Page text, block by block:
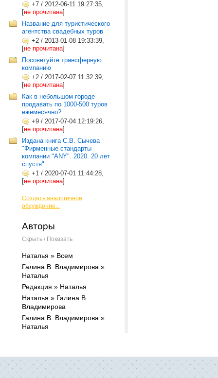
+7 / 2012-06-11 19:27:35,
[не прочитана]
Название для туристического
агентства свадебных туров
+2 / 2013-01-08 19:33:39,
[не прочитана]
Посоветуйте трансферную
компанию
+2 / 2017-02-07 11:32:39,
[не прочитана]
Как в небольшом городе
продавать по 1000-500 туров
ежемесячно?
+9 / 2017-07-04 12:19:26,
[не прочитана]
Издана книга С.В. Сычева
"Фирменные стандарты
компании "ANY". 2020. 20 лет
спустя"
+1 / 2020-07-01 11:44:28,
[не прочитана]
Создать аналогичное
обсуждение...
Авторы
Скрыть / Показать
Наталья » Всем
Галина В. Владимирова »
Наталья
Редакция » Наталья
Наталья » Галина В.
Владимирова
Галина В. Владимирова »
Наталья